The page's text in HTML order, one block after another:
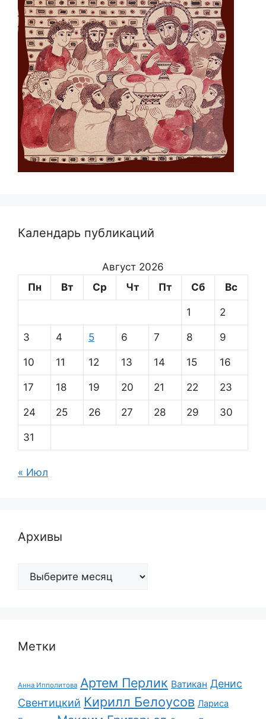
Календарь публикаций
Август 2026
Пн
Вт Ср Чт Пт Сб Вс
1 2
3 4 5 6 7 8 9
10 11 12 13 14 15 16
17 18 19 20 21 22 23
24 25 26 27 28 29 30
31
« Июл
Архивы
Архивы
Метки
Анна Ипполитова Артем Перлик Ватикан Денис
Свентицкий Кирилл Белоусов Лариса